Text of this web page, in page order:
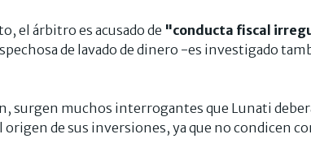
el árbitro es acusado de "conducta fiscal
de lavado de dinero -es investigado
surgen muchos interrogantes que Lunati
origen de sus inversiones, ya que no condicen